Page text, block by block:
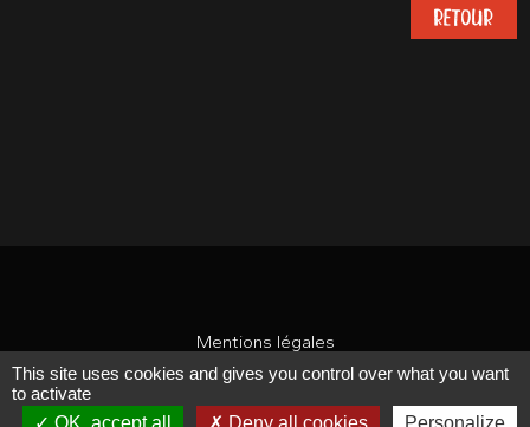
RETOUR
Mentions légales
CONCEPTION : TABULARASA
This site uses cookies and gives you control over what you want
to activate
OK, accept all
Deny all cookies Personalize